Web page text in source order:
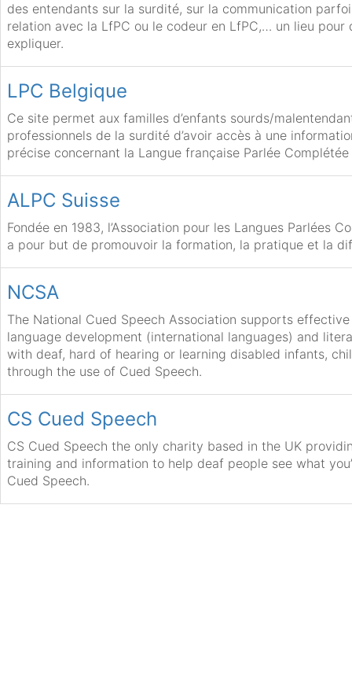
des entendants sur la surdité, sur la communication
relation avec la LfPC ou le codeur en LfPC,… un lieu pour
expliquer.
LPC Belgique
Ce site permet aux familles d’enfants sourds/
professionnels de la surdité d’avoir accès à une
précise concernant la Langue française Parlée Complétée
ALPC Suisse
Fondée en 1983, l’Association pour les Langues Parlées
a pour but de promouvoir la formation, la pratique et la
NCSA
The National Cued Speech Association supports
language development (international languages) and
with deaf, hard of hearing or learning disabled infants,
through the use of Cued Speech.
CS Cued Speech
CS Cued Speech the only charity based in the UK
training and information to help deaf people see what
Cued Speech.